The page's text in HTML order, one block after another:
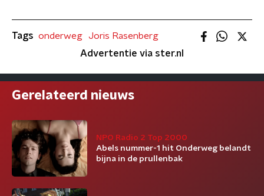
Tags onderweg
Joris Rasenberg
Advertentie via ster.nl
Gerelateerd nieuws
NPO Radio 2 Top 2000
Abels nummer-1 hit Onderweg belandt
bijna in de prullenbak